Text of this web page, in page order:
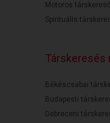
Motoros társkereső
Spirituális
Társkeresés
Békéscsabai
Budapesti
Debreceni